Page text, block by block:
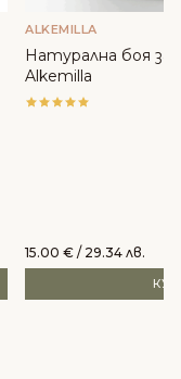
ALKEMILLA
Натурална боя за
Alkemilla
15.00 € / 29.34 лв.